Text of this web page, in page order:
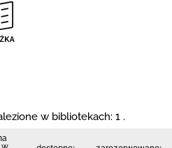
w bibliotekach: 1 .